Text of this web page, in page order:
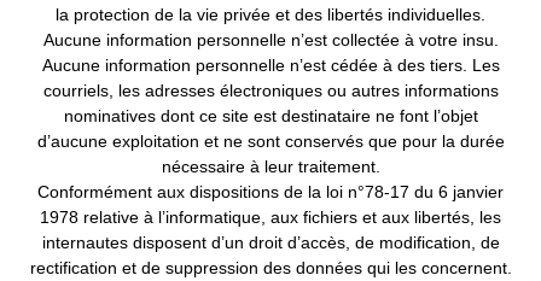
la protection de la vie privée et des libertés individuelles.
Aucune information personnelle n’est collectée à votre insu.
Aucune information personnelle n’est cédée à des tiers. Les
courriels, les adresses électroniques ou autres informations
nominatives dont ce site est destinataire ne font l’objet
d’aucune exploitation et ne sont conservés que pour la durée
nécessaire à leur traitement.
Conformément aux dispositions de la loi n°78-17 du 6 janvier
1978 relative à l’informatique, aux fichiers et aux libertés, les
internautes disposent d’un droit d’accès, de modification, de
rectification et de suppression des données qui les concernent.